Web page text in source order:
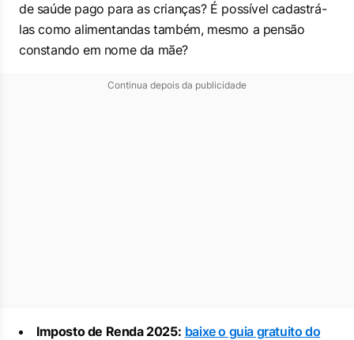
de saúde pago para as crianças? É possível cadastrá-
las como alimentandas também, mesmo a pensão
constando em nome da mãe?
Continua depois da publicidade
Imposto de Renda 2025: baixe o guia gratuito do